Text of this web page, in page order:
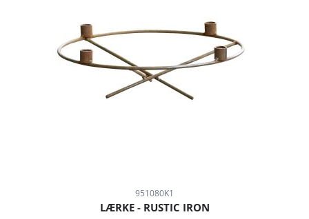
951080K1
LÆRKE - RUSTIC IRON